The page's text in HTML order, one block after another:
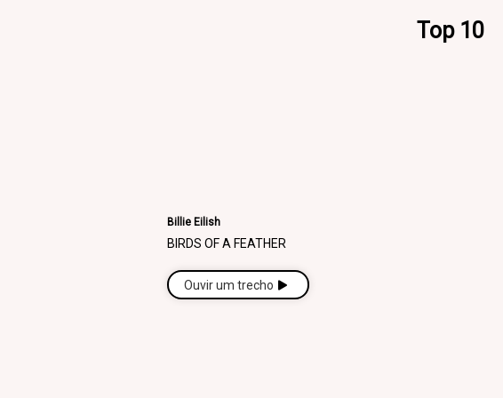
Top 10
Billie Eilish
BIRDS OF A FEATHER
Ouvir um trecho